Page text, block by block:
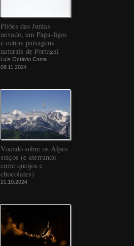
Pitões das Junias
nevado, um Papa-figos
e outras paisagens
naturais de Portugal
Luís Octávio Costa
08.11.2024
Voando sobre os Alpes
suíços (e aterrando
entre queijos e
chocolates)
21.10.2024